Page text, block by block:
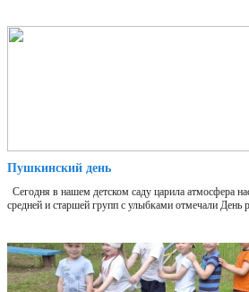
Пушкинский день
Сегодня в нашем детском саду царила атмосфера
средней и старшей групп с улыбками отмечали День